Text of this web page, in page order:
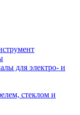
для электро- и
стеклом и